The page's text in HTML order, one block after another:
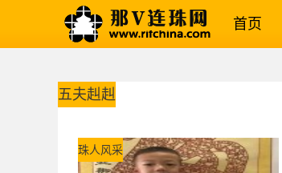
首页
五夫赳赳
珠人风采